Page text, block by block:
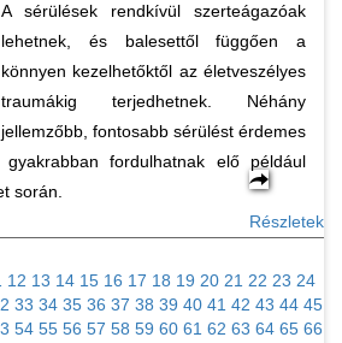
A sérülések rendkívül szerteágazóak
lehetnek, és balesettől függően a
könnyen kezelhetőktől az életveszélyes
traumákig terjedhetnek. Néhány
jellemzőbb, fontosabb sérülést érdemes
gyakrabban fordulhatnak elő például
során.
Részletek
12 13 14 15 16 17 18 19 20 21 22 23 24
33 34 35 36 37 38 39 40 41 42 43 44 45
54 55 56 57 58 59 60 61 62 63 64 65 66